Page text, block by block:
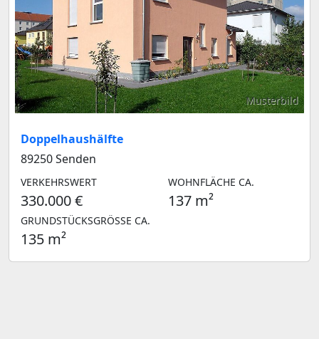
Musterbild
Doppelhaushälfte
89250 Senden
VERKEHRSWERT
330.000 €
WOHNFLÄCHE CA.
137 m²
GRUNDSTÜCKSGRÖSSE CA.
135 m²